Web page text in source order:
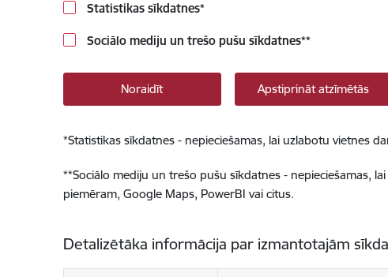
Statistikas sīkdatnes*
Sociālo mediju un trešo pušu sīkdatnes**
Noraidīt Apstiprināt atzīmētās
*Statistikas sīkdatnes - nepieciešamas, lai uzlabotu vietnes
**Sociālo mediju un trešo pušu sīkdatnes - nepieciešamas,
piemēram, Google Maps, PowerBI vai citus.
Detalizētāka informācija par izmantotajām